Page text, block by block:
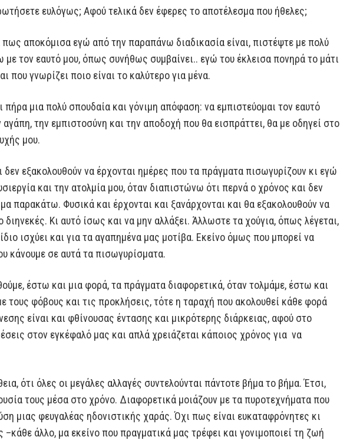
ευλόγως; Αφού τελικά δεν έφερες το αποτέλεσμα που ήθελες;
αποκόμισα εγώ από την παραπάνω διαδικασία είναι, πιστέψτε με πολύ
με τον εαυτό μου, όπως συνήθως συμβαίνει.. εγώ του έκλεισα πονηρά το μάτι
που γνωρίζει ποιο είναι το καλύτερο για μένα.
πήρα μια πολύ σπουδαία και γόνιμη απόφαση: να εμπιστεύομαι τον εαυτό
την εμπιστοσύνη και την αποδοχή που θα εισπράττει, θα με οδηγεί στο
μου.
δεν εξακολουθούν να έρχονται ημέρες που τα πράγματα πισωγυρίζουν κι εγώ
και την ατολμία μου, όταν διαπιστώνω ότι περνά ο χρόνος και δεν
παρακάτω. Φυσικά και έρχονται και ξανάρχονται και θα εξακολουθούν να
διηνεκές. Κι αυτό ίσως και να μην αλλάξει. Άλλωστε τα χούγια, όπως λέγεται,
ισχύει και για τα αγαπημένα μας μοτίβα. Εκείνο όμως που μπορεί να
κάνουμε σε αυτά τα πισωγυρίσματα.
έστω και μια φορά, τα πράγματα διαφορετικά, όταν τολμάμε, έστω και
τους φόβους και τις προκλήσεις, τότε η ταραχή που ακολουθεί κάθε φορά
είναι και φθίνουσας έντασης και μικρότερης διάρκειας, αφού στο
στον εγκέφαλό μας και απλά χρειάζεται κάποιος χρόνος για να
ότι όλες οι μεγάλες αλλαγές συντελούνται πάντοτε βήμα το βήμα. Έτσι,
τους μέσα στο χρόνο. Διαφορετικά μοιάζουν με τα πυροτεχνήματα που
μιας φευγαλέας ηδονιστικής χαράς. Όχι πως είναι ευκαταφρόνητες κι
άλλο, μα εκείνο που πραγματικά μας τρέφει και γονιμοποιεί τη ζωή